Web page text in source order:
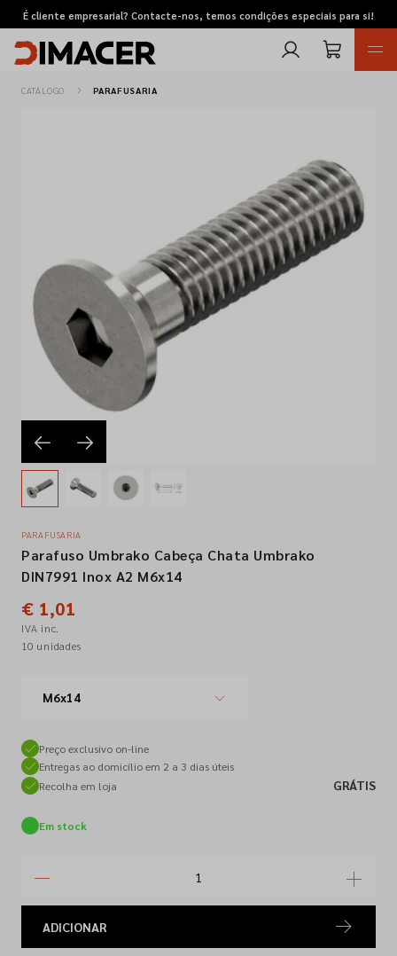
É cliente empresarial? Contacte-nos, temos condições especiais para si!
Pedidos de cotação
Marcas
Favoritos
Empresa
Contactos
Siga-nos nas redes sociais
CATÁLOGO PARAFUSARIA
PARAFUSARIA
Parafuso Umbrako Cabeça Chata Umbrako
DIN7991 Inox A2 M6x14
€ 1,01
IVA inc.
10 unidades
M6x14
Preço exclusivo on-line
Entregas ao domicílio em 2 a 3 dias úteis
Recolha em loja
GRÁTIS
Em stock
ADICIONAR